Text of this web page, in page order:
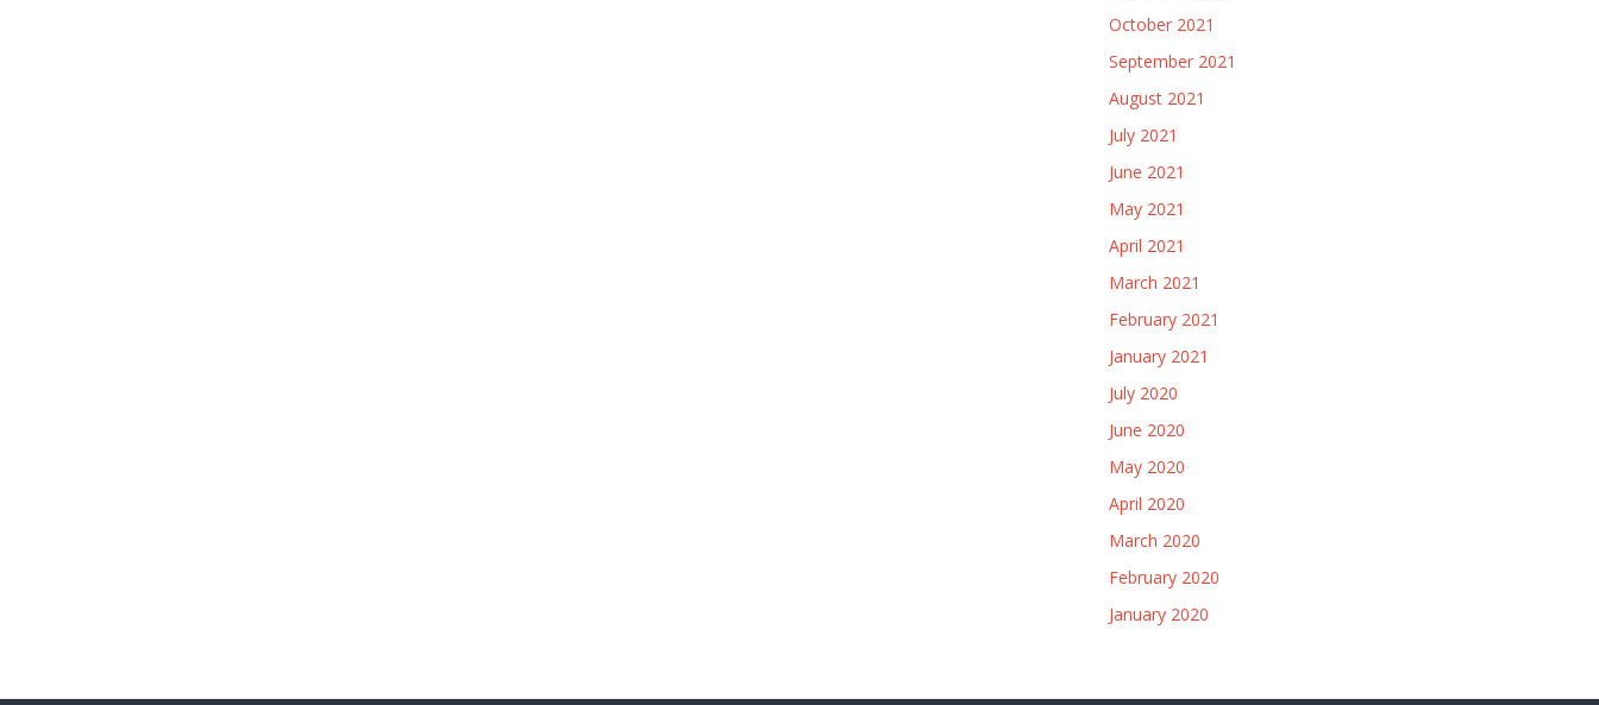
October 2021
September 2021
August 2021
July 2021
June 2021
May 2021
April 2021
March 2021
February 2021
January 2021
July 2020
June 2020
May 2020
April 2020
March 2020
February 2020
January 2020